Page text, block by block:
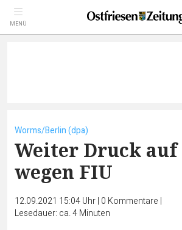
MENÜ
Worms/Berlin (dpa)
Weiter Druck auf
wegen FIU
12.09.2021 15:04 Uhr| 0 Kommentare |
Lesedauer: ca. 4 Minuten